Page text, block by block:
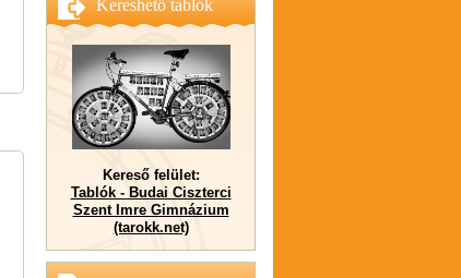
Kereshető tablók
Kereső felület:
Tablók - Budai Ciszterci
Szent Imre Gimnázium
(tarokk.net)